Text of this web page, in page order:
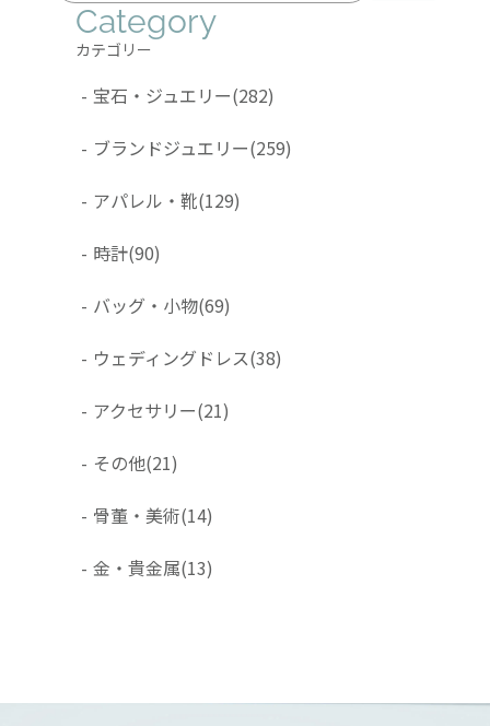
Category
カテゴリー
- 宝石・ジュエリー(282)
- ブランドジュエリー(259)
- アパレル・靴(129)
- 時計(90)
- バッグ・小物(69)
- ウェディングドレス(38)
- アクセサリー(21)
- その他(21)
- 骨董・美術(14)
- 金・貴金属(13)